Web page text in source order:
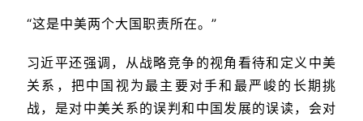
“这是中美两个大国职责所在。”
习近平还强调，从战略竞争的视角看待和定义中美
关系，把中国视为最主要对手和最严峻的长期挑
战，是对中美关系的误判和中国发展的误读，会对